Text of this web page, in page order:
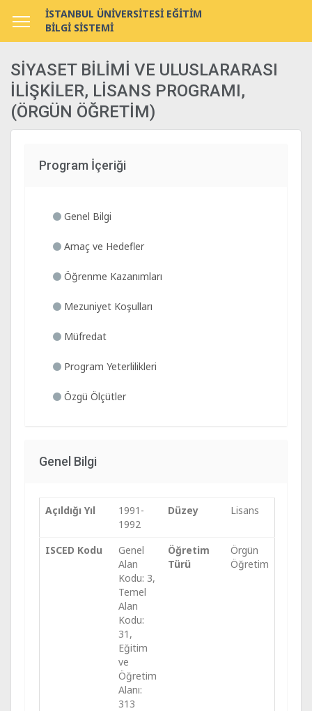
İSTANBUL ÜNİVERSİTESİ EĞİTİM
BİLGİ SİSTEMİ
SİYASET BİLİMİ VE ULUSLARARASI
İLİŞKİLER, LİSANS PROGRAMI,
(ÖRGÜN ÖĞRETİM)
Program İçeriği
Genel Bilgi
Amaç ve Hedefler
Öğrenme Kazanımları
Mezuniyet Koşulları
Müfredat
Program Yeterlilikleri
Özgü Ölçütler
Genel Bilgi
Açıldığı Yıl
1991-
1992
Düzey Lisans
ISCED Kodu
Genel
Alan
Kodu: 3,
Temel
Alan
Kodu:
31,
Eğitim
ve
Öğretim
Alanı:
313
Öğretim
Türü
Örgün
Öğretim